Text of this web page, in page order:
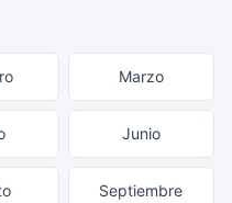
Marzo
Junio
Septiembre